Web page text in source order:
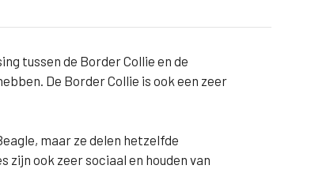
tussen de Border Collie en de
De Border Collie is ook een zeer
maar ze delen hetzelfde
ook zeer sociaal en houden van